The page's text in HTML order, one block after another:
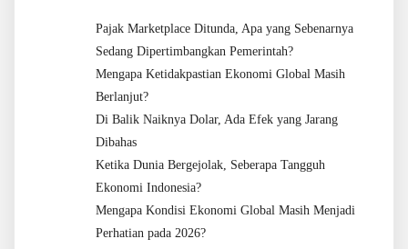
Pajak Marketplace Ditunda, Apa yang Sebenarnya
Sedang Dipertimbangkan Pemerintah?
Mengapa Ketidakpastian Ekonomi Global Masih
Berlanjut?
Di Balik Naiknya Dolar, Ada Efek yang Jarang
Dibahas
Ketika Dunia Bergejolak, Seberapa Tangguh
Ekonomi Indonesia?
Mengapa Kondisi Ekonomi Global Masih Menjadi
Perhatian pada 2026?